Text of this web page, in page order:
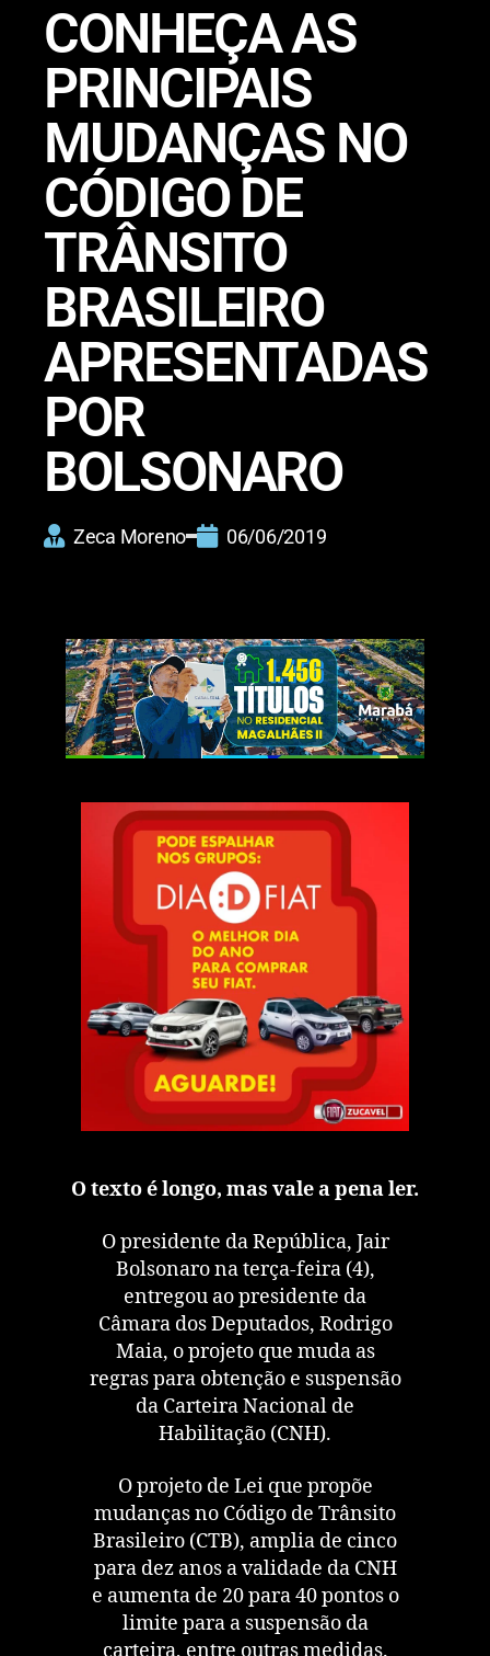
CONHEÇA AS
PRINCIPAIS
MUDANÇAS NO
CÓDIGO DE
TRÂNSITO
BRASILEIRO
APRESENTADAS
POR
BOLSONARO
Zeca Moreno 06/06/2019
O texto é longo, mas vale a pena ler.
O presidente da República, Jair
Bolsonaro na terça-feira (4),
entregou ao presidente da
Câmara dos Deputados, Rodrigo
Maia, o projeto que muda as
regras para obtenção e suspensão
da Carteira Nacional de
Habilitação (CNH).
O projeto de Lei que propõe
mudanças no Código de Trânsito
Brasileiro (CTB), amplia de cinco
para dez anos a validade da CNH
e aumenta de 20 para 40 pontos o
limite para a suspensão da